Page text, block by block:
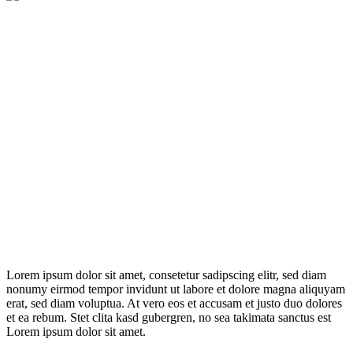
Lorem ipsum dolor sit amet, consetetur sadipscing elitr, sed diam
nonumy eirmod tempor invidunt ut labore et dolore magna aliquyam
erat, sed diam voluptua. At vero eos et accusam et justo duo dolores
et ea rebum. Stet clita kasd gubergren, no sea takimata sanctus est
Lorem ipsum dolor sit amet.